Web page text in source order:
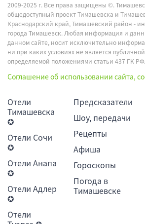
2009-2025 г. Все права защищены ©.
общедоступный проект Тимашевска и
Краснодарский край, Тимашевский район -
города Тимашевск. Любая информация и
данном сайте, носит исключительно
ни при каких условиях не является
определяемой положениями статьи 437 ГК РФ.
Соглашение об использовании сайта,
Отели
Тимашевска
✪
Отели Сочи
✪
Отели Анапа
✪
Отели Адлер
✪
Отели
Предсказатели
Шоу, передачи
Рецепты
Афиша
Гороскопы
Погода в
Тимашевске